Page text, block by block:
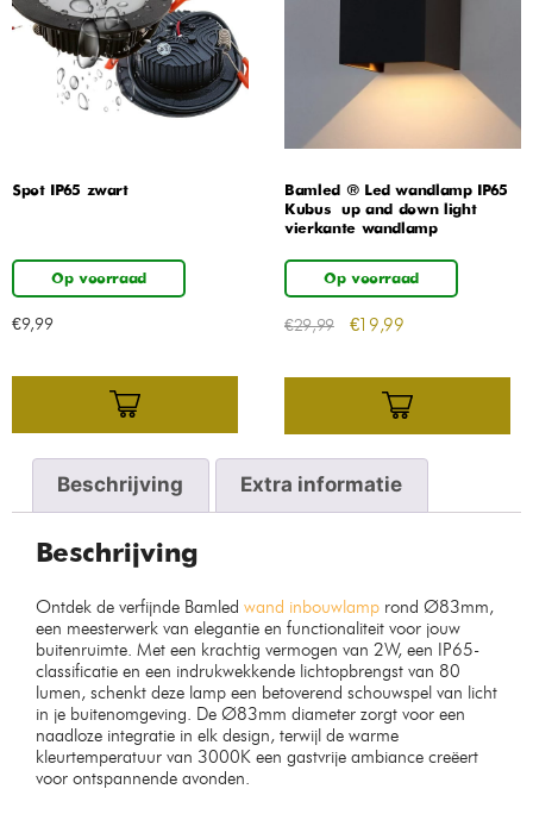
Spot IP65 zwart
Op voorraad
€9,99
Bamled ® Led wandlamp IP65
Kubus – up and down light –
vierkante wandlamp
Op voorraad
€29,99 €19,99
Beschrijving Extra informatie
Beschrijving
Ontdek de verfijnde Bamled wand inbouwlamp rond Ø83mm,
een meesterwerk van elegantie en functionaliteit voor jouw
buitenruimte. Met een krachtig vermogen van 2W, een IP65-
classificatie en een indrukwekkende lichtopbrengst van 80
lumen, schenkt deze lamp een betoverend schouwspel van licht
in je buitenomgeving. De Ø83mm diameter zorgt voor een
naadloze integratie in elk design, terwijl de warme
kleurtemperatuur van 3000K een gastvrije ambiance creëert
voor ontspannende avonden.